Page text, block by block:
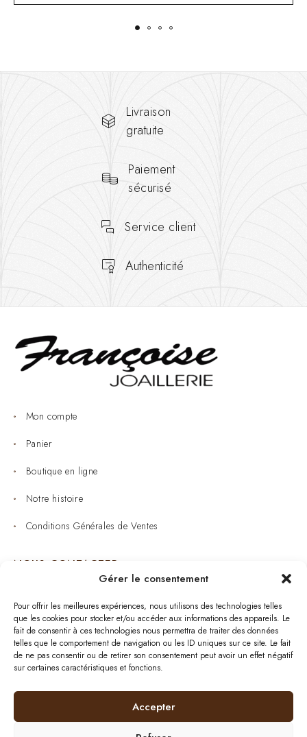
Gérer le consentement
Pour offrir les meilleures expériences, nous utilisons des technologies telles
que les cookies pour stocker et/ou accéder aux informations des appareils. Le
fait de consentir à ces technologies nous permettra de traiter des données
telles que le comportement de navigation ou les ID uniques sur ce site. Le fait
de ne pas consentir ou de retirer son consentement peut avoir un effet négatif
sur certaines caractéristiques et fonctions.
Accepter
Livraison
gratuite
Paiement
sécurisé
Service client
Authenticité
Mon compte
Panier
Boutique en ligne
Notre histoire
Conditions Générales de Ventes
NOUS CONTACTER
Bijouterie : 05 53 53 64 11
Mardi au Samedi: 09:00 - 19:00
bijouterie.lavergne@orange.fr